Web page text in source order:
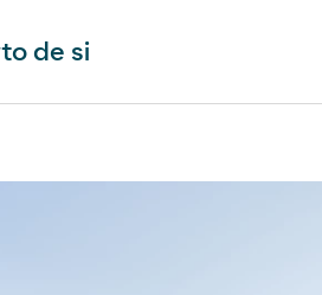
de si